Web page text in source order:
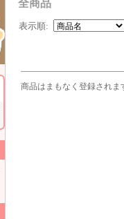
全商品
表示順:
商品はまもなく登録され